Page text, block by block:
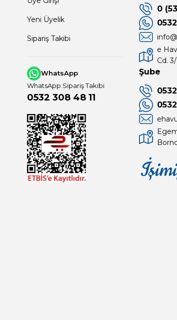
Yeni Üyelik
Sipariş Takibi
WhatsApp
WhatsApp Sipariş Takibi
0532 308 48 11
0
e
Cd.
Şube